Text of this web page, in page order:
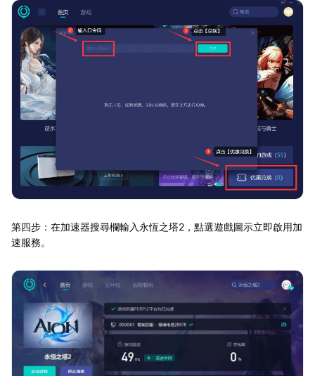
第四步：在加速器搜尋欄輸入永恆之塔2，點選遊戲圖示立即啟用加
速服務。